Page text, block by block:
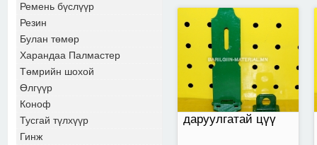
Ремень бүслүүр
Резин
Булан төмөр
Харандаа Палмастер
Төмрийн шохой
Өлгүүр
Коноф
Тусгай түлхүүр
Гинж
даруулгатай цүү
цүү 100мм